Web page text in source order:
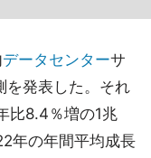
データセンターサ
を発表した。それ
比8.4％増の1兆
年の年間平均成長